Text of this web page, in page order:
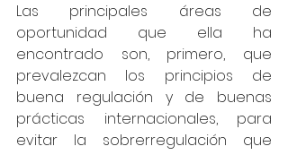
Las principales áreas de
oportunidad que ella ha
encontrado son, primero, que
prevalezcan los principios de
buena regulación y de buenas
prácticas internacionales, para
evitar la sobrerregulación que